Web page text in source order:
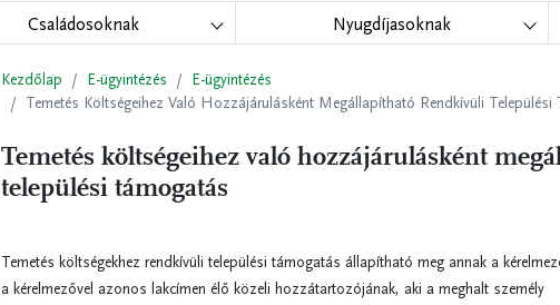
Családosoknak Nyugdíjasoknak
Kezdőlap E-ügyintézés
E-ügyintézés
Temetés Költségeihez Való Hozzájárulásként Megállapítható Rendkívüli Települési
Temetés költségeihez való hozzájárulásként
települési támogatás
Temetés költségekhez rendkívüli települési támogatás állapítható meg annak a
a kérelmezővel azonos lakcímen élő közeli hozzátartozójának, aki a meghalt személy